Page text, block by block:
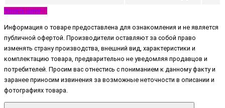
Узнать цену
Информация о товаре предоставлена для ознакомления и не является
публичной офертой. Производители оставляют за собой право
изменять страну производства, внешний вид, характеристики и
комплектацию товара, предварительно не уведомляя продавцов и
потребителей. Просим вас отнестись с пониманием к данному факту и
заранее приносим извинения за возможные неточности в описании и
фотографиях товара.